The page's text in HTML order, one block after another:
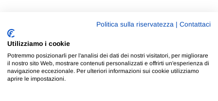
Privacy policy
Politica sulla riservatezza Contattaci
Utilizziamo i cookie
Potremmo posizionarli per l'analisi dei dati dei nostri visitatori, per migliorare
il nostro sito Web, mostrare contenuti personalizzati e offrirti un'esperienza di
navigazione eccezionale. Per ulteriori informazioni sui cookie utilizziamo
aprire le impostazioni.